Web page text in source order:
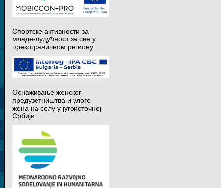
Спортске активности за
младе-будућност за све у
прекограничном региону
Оснаживање женског
предузетништва и улоге
жена на селу у југоисточној
Србији